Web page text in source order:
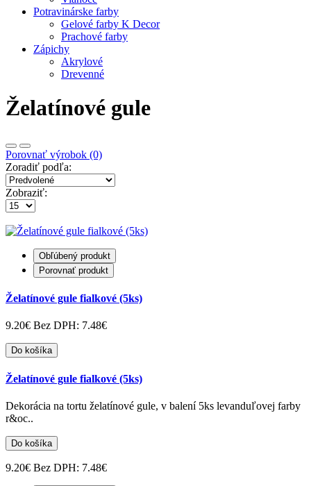
Potravinárske farby
Gelové farby K Decor
Prachové farby
Zápichy
Akrylové
Drevenné
Želatínové gule
Porovnať výrobok (0)
Zoradiť podľa:
Zobraziť:
Obľúbený produkt
Porovnať produkt
Želatínové gule fialkové (5ks)
9.20€ Bez DPH: 7.48€
Do košíka
Želatínové gule fialkové (5ks)
Dekorácia na tortu želatínové gule, v balení 5ks levanduľovej farby
r&oc..
Do košíka
9.20€ Bez DPH: 7.48€